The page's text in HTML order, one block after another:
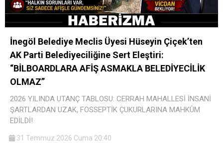
İnegöl Belediye Meclis Üyesi Hüseyin Çiçek’ten
AK Parti Belediyeciliğine Sert Eleştiri:
“BİLBOARDLARA AFİŞ ASMAKLA BELEDİYECİLİK
OLMAZ”
2026 YILINDA UTANÇ TABLOSU: CERRAH MAHALLESİ İNSANİ
ŞARTLARDAN UZAK, FOSSEPTİK ÇUKURLARINA MAHKÛM
EDİLDİ!
31 Temmuz 2026 Cuma 20:40